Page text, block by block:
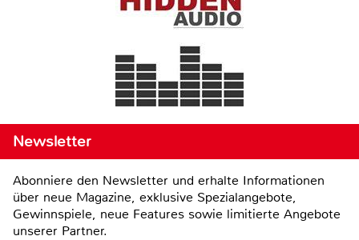
Newsletter
Abonniere den Newsletter und erhalte Informationen
über neue Magazine, exklusive Spezialangebote,
Gewinnspiele, neue Features sowie limitierte Angebote
unserer Partner.